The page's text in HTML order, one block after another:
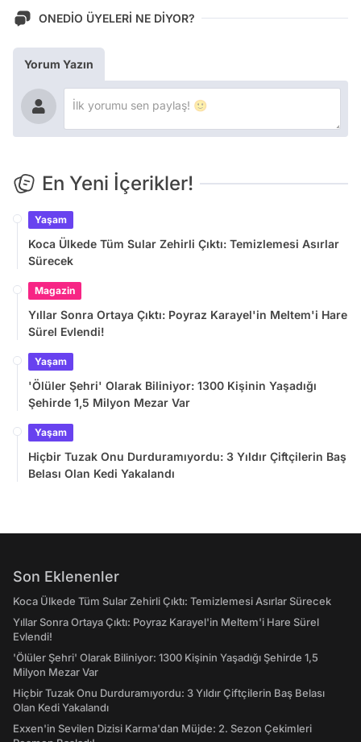
ONEDİO ÜYELERİ NE DİYOR?
Yorum Yazın
En Yeni İçerikler!
Yaşam
Koca Ülkede Tüm Sular Zehirli Çıktı: Temizlemesi Asırlar
Sürecek
Magazin
Yıllar Sonra Ortaya Çıktı: Poyraz Karayel'in Meltem'i Hare
Sürel Evlendi!
Yaşam
'Ölüler Şehri' Olarak Biliniyor: 1300 Kişinin Yaşadığı
Şehirde 1,5 Milyon Mezar Var
Yaşam
Hiçbir Tuzak Onu Durduramıyordu: 3 Yıldır Çiftçilerin Baş
Belası Olan Kedi Yakalandı
Son Eklenenler
Koca Ülkede Tüm Sular Zehirli Çıktı: Temizlemesi Asırlar Sürecek
Yıllar Sonra Ortaya Çıktı: Poyraz Karayel'in Meltem'i Hare Sürel
Evlendi!
'Ölüler Şehri' Olarak Biliniyor: 1300 Kişinin Yaşadığı Şehirde 1,5
Milyon Mezar Var
Hiçbir Tuzak Onu Durduramıyordu: 3 Yıldır Çiftçilerin Baş Belası
Olan Kedi Yakalandı
Exxen'in Sevilen Dizisi Karma'dan Müjde: 2. Sezon Çekimleri